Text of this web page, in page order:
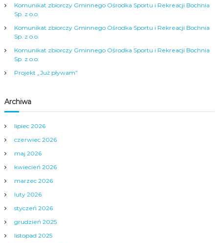
Komunikat zbiorczy Gminnego Ośrodka Sportu i Rekreacji Bochnia
Sp. z o.o.
Komunikat zbiorczy Gminnego Ośrodka Sportu i Rekreacji Bochnia
Sp. z o.o.
Komunikat zbiorczy Gminnego Ośrodka Sportu i Rekreacji Bochnia
Sp. z o.o.
Projekt „Już pływam”
Archiwa
lipiec 2026
czerwiec 2026
maj 2026
kwiecień 2026
marzec 2026
luty 2026
styczeń 2026
grudzień 2025
listopad 2025